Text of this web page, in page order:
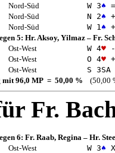
Nord-Süd W 3♠ =
Nord-Süd N 2♠
Nord-Süd W 1 ♠
5: Hr. Aksoy, Yilmaz– Fr.
Ost-West W 4♥-
Ost-West O 4♥
Ost-West S 3SA
mit 96,0 MP = 50,00 % (50,00
Fr.
6: Fr. Raab, Regina – Hr.
Ost-West W 3♠